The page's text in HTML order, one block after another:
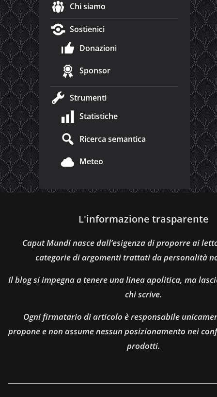
Chi siamo
Sostienici
Donazioni
Sponsor
Strumenti
Statistiche
Ricerca semantica
Meteo
L'informazione trasparente
Caput Mundi nasce dall’esigenza di proporre ai
categorie di argomenti trattati da personalità
Il blog si impegna a tenere una linea apolitica, ma
chi scrive.
Ogni firmatario di articolo è responsabile
propone e non assume nessun posizionamento nei
prodotti.